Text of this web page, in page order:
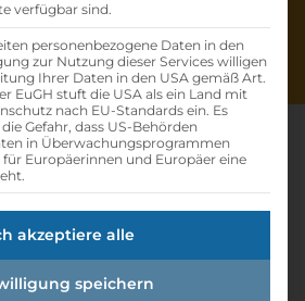
Einzelhandel (w
»Lehrling im
verfügbar sind.
personenbezogene Daten in den
zur Nutzung dieser Services willigen
Ihrer Daten in den USA gemäß Art.
EuGH stuft die USA als ein Land mit
nach EU-Standards ein. Es
Gefahr, dass US-Behörden
in Überwachungsprogrammen
Europäerinnen und Europäer eine
akzeptiere alle
speichern